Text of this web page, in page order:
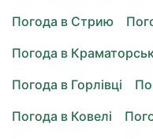
Погода в Стрию
Погода в
Погода в Горлівці
Погода в Ковелі